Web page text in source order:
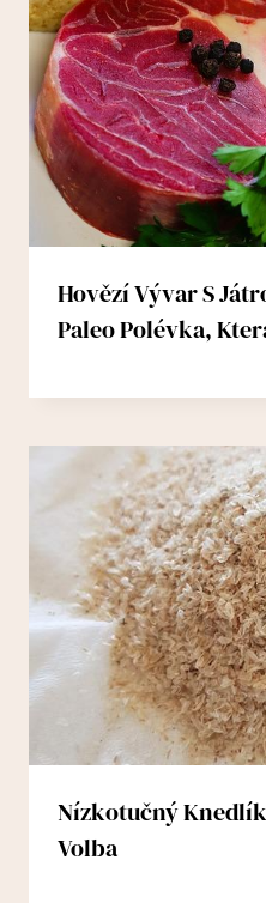
Hovězí Vývar S
Paleo Polévka,
Nízkotučný
Volba